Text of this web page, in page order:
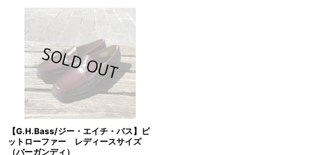
並び順
【G.H.Bass/ジー・エイチ・バス】ビ
ットローファー レディースサイズ
（バーガンディ）